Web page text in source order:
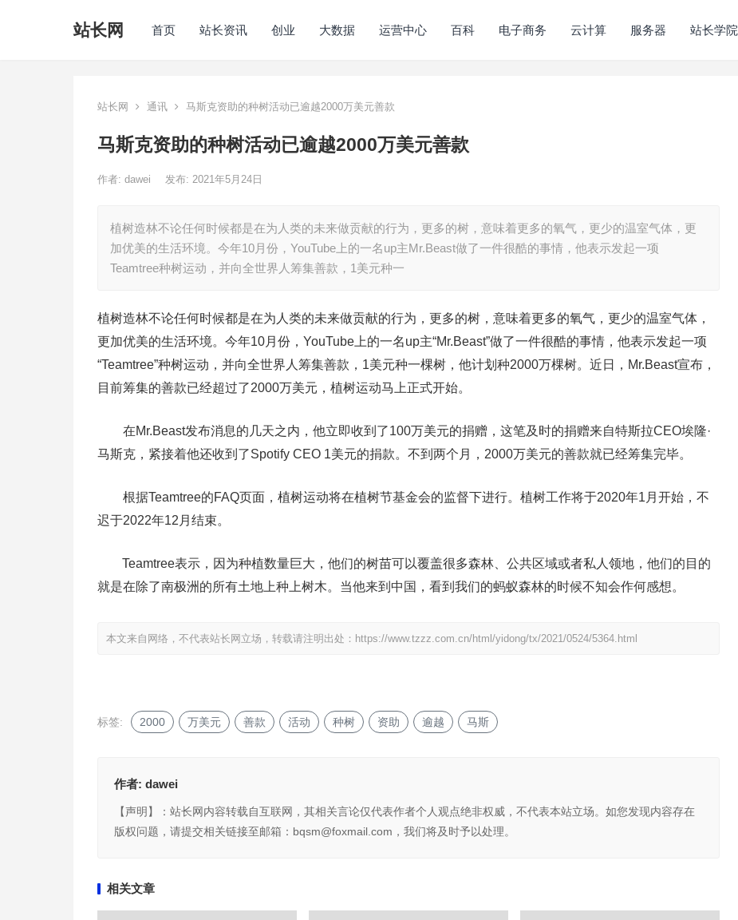
站长网 首页 站长资讯 创业 大数据 运营中心 百科 电子商务 云计算 服务器 站长学院
站长网 通讯 马斯克资助的种树活动已逾越2000万美元善款
马斯克资助的种树活动已逾越2000万美元善款
作者: dawei 发布: 2021年5月24日
植树造林不论任何时候都是在为人类的未来做贡献的行为，更多的树，意味着更多的氧气，更少的温室气体，更
加优美的生活环境。今年10月份，YouTube上的一名up主Mr.Beast做了一件很酷的事情，他表示发起一项
Teamtree种树运动，并向全世界人筹集善款，1美元种一
植树造林不论任何时候都是在为人类的未来做贡献的行为，更多的树，意味着更多的氧气，更少的温室气体，
更加优美的生活环境。今年10月份，YouTube上的一名up主“Mr.Beast”做了一件很酷的事情，他表示发起一项
“Teamtree”种树运动，并向全世界人筹集善款，1美元种一棵树，他计划种2000万棵树。近日，Mr.Beast宣布，
目前筹集的善款已经超过了2000万美元，植树运动马上正式开始。
在Mr.Beast发布消息的几天之内，他立即收到了100万美元的捐赠，这笔及时的捐赠来自特斯拉CEO埃隆·
马斯克，紧接着他还收到了Spotify CEO 1美元的捐款。不到两个月，2000万美元的善款就已经筹集完毕。
根据Teamtree的FAQ页面，植树运动将在植树节基金会的监督下进行。植树工作将于2020年1月开始，不
迟于2022年12月结束。
Teamtree表示，因为种植数量巨大，他们的树苗可以覆盖很多森林、公共区域或者私人领地，他们的目的
就是在除了南极洲的所有土地上种上树木。当他来到中国，看到我们的蚂蚁森林的时候不知会作何感想。
本文来自网络，不代表站长网立场，转载请注明出处： https://www.tzzz.com.cn/html/yidong/tx/2021/0524/5364.html
标签: 2000 万美元 善款 活动 种树 资助 逾越 马斯
作者: dawei
【声明】：站长网内容转载自互联网，其相关言论仅代表作者个人观点绝非权威，不代表本站立场。如您发现内容存在
版权问题，请提交相关链接至邮箱：bqsm@foxmail.com，我们将及时予以处理。
相关文章